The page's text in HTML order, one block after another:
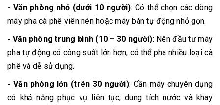
- Văn phòng nhỏ (dưới 10 người): Có thể chọn các dòng
máy pha cà phê viên nén hoặc máy bán tự động nhỏ gọn.
- Văn phòng trung bình (10 – 30 người): Nên đầu tư máy
pha tự động có công suất lớn hơn, có thể pha nhiều loại cà
phê và dễ sử dụng.
- Văn phòng lớn (trên 30 người): Cần máy chuyên dụng
có khả năng phục vụ liên tục, dung tích nước và khay